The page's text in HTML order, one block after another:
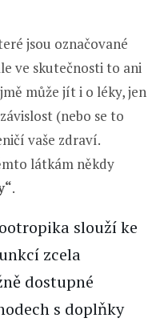
jsou označované
ve skutečnosti to ani
může jít i o léky, jen
(nebo se to
vaše zdraví.
látkám někdy
.
slouží ke
zcela
dostupné
s doplňky